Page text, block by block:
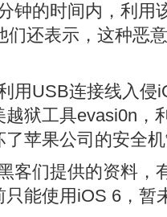
钟的时间内，利用
们还表示，这种恶
用USB连接线入侵
狱工具evasi0n，
苹果公司的安全
客们提供的资料，
能使用iOS 6，暂